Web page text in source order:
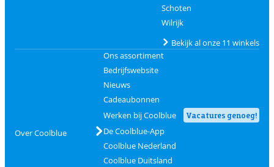
Schoten
Wilrijk
Bekijk al onze 11 winkels
Over Coolblue
Ons assortiment
Bedrijfswebsite
Nieuws
Cadeaubonnen
Werken bij Coolblue
Vacatures genoeg!
De Coolblue-App
Coolblue Nederland
Coolblue Duitsland